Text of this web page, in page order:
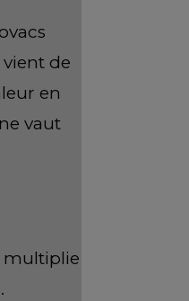
vient de
en
vaut
multiplie